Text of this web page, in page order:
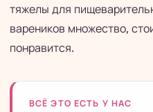
тяжелы для
вареников множество,
понравится.
ВСЁ ЭТО ЕСТЬ У НАС